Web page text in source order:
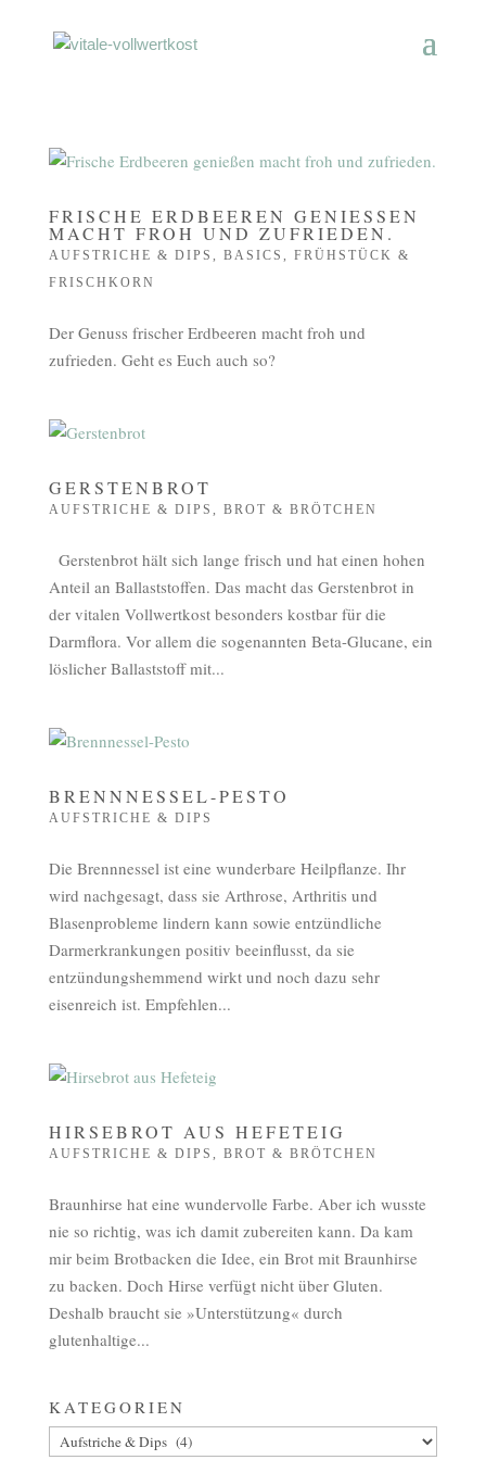
FRISCHE ERDBEEREN GENIESSEN M
ACHT FROH UND ZUFRIEDEN.
AUFSTRICHE & DIPS , BASICS , FRÜHSTÜCK &
FRISCHKORN
Der Genuss frischer Erdbeeren macht froh und
zufrieden. Geht es Euch auch so?
GERSTENBROT
AUFSTRICHE & DIPS , BROT & BRÖTCHEN
Gerstenbrot hält sich lange frisch und hat einen hohen
Anteil an Ballaststoffen. Das macht das Gerstenbrot in
der vitalen Vollwertkost besonders kostbar für die
Darmflora. Vor allem die sogenannten Beta-Glucane, ein
löslicher Ballaststoff mit...
BRENNNESSEL-PESTO
AUFSTRICHE & DIPS
Die Brennnessel ist eine wunderbare Heilpflanze. Ihr
wird nachgesagt, dass sie Arthrose, Arthritis und
Blasenprobleme lindern kann sowie entzündliche
Darmerkrankungen positiv beeinflusst, da sie
entzündungshemmend wirkt und noch dazu sehr
eisenreich ist. Empfehlen...
HIRSEBROT AUS HEFETEIG
AUFSTRICHE & DIPS , BROT & BRÖTCHEN
Braunhirse hat eine wundervolle Farbe. Aber ich wusste
nie so richtig, was ich damit zubereiten kann. Da kam
mir beim Brotbacken die Idee, ein Brot mit Braunhirse
zu backen. Doch Hirse verfügt nicht über Gluten.
Deshalb braucht sie »Unterstützung« durch
glutenhaltige...
KATEGORIEN
Kategorien